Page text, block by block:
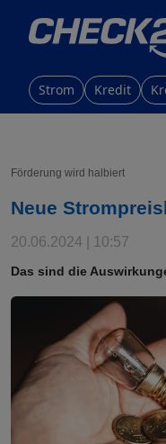
Strom Kredit
Förderung wird halbiert
Neue
20.06.2024 | 10:57
Das sind die